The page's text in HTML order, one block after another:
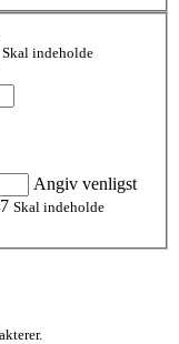
Skal indeholde
Angiv venligst
Skal indeholde